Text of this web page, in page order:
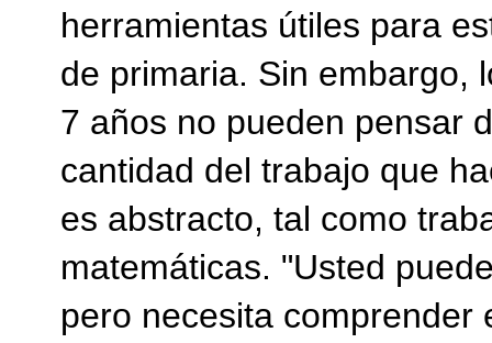
herramientas útiles para
de primaria. Sin embargo,
7 años no pueden pensar
cantidad del trabajo que
es abstracto, tal como
matemáticas. "Usted
pero necesita comprender